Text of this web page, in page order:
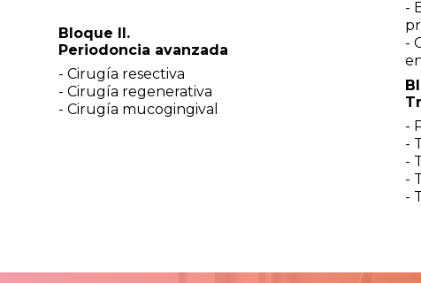
Bloque II.
Periodoncia avanzada
- Cirugía resectiva
- Cirugía regenerativa
- Cirugía mucogingival
-
-
-
-
-
-
-